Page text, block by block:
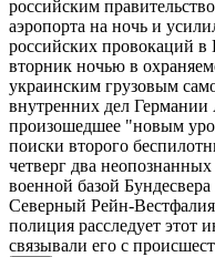
российским
аэропорта на ночь и
российских провокаций
вторник ночью в
украинским грузовым
внутренних дел Германии
произошедшее "новым
поиски второго
четверг два
военной базой
Северный Рейн-
полиция расследует этот
связывали его с